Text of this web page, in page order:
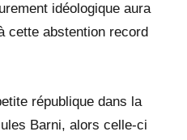
idéologique aura
cette abstention record
république dans la
Barni, alors celle-ci